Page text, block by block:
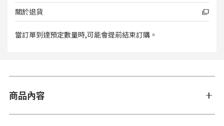
關於退貨
當訂單到達預定數量時,可能會提前結束訂購。
商品內容